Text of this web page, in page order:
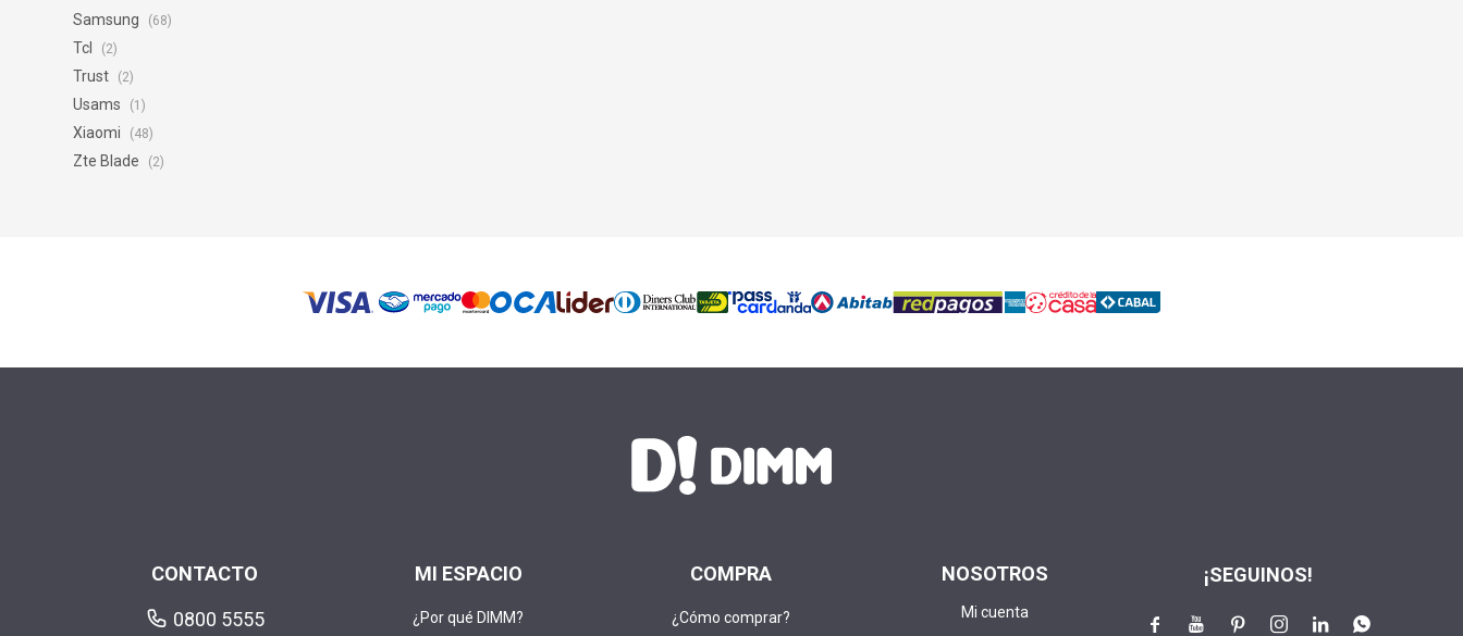
Samsung (68)
Tcl (2)
Trust (2)
Usams (1)
Xiaomi (48)
Zte Blade (2)
MI ESPACIO
¿Por qué DIMM?
COMPRA
¿Cómo comprar?
NOSOTROS
Mi cuenta
CONTACTO
0800 5555
¡SEGUINOS!
     